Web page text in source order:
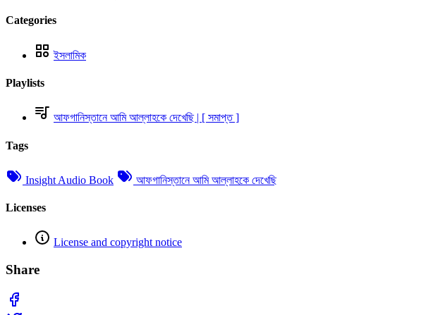
Categories
ইসলামিক
Playlists
আফগানিস্তানে আমি আল্লাহকে দেখেছি | [ সমাপ্ত ]
Tags
Insight Audio Book আফগানিস্তানে আমি আল্লাহকে দেখেছি
Licenses
License and copyright notice
Share